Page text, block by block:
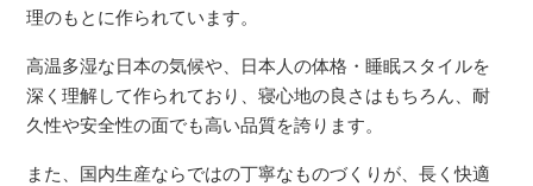
理のもとに作られています。
高温多湿な日本の気候や、日本人の体格・睡眠スタイルを
深く理解して作られており、寝心地の良さはもちろん、耐
久性や安全性の面でも高い品質を誇ります。
また、国内生産ならではの丁寧なものづくりが、長く快適